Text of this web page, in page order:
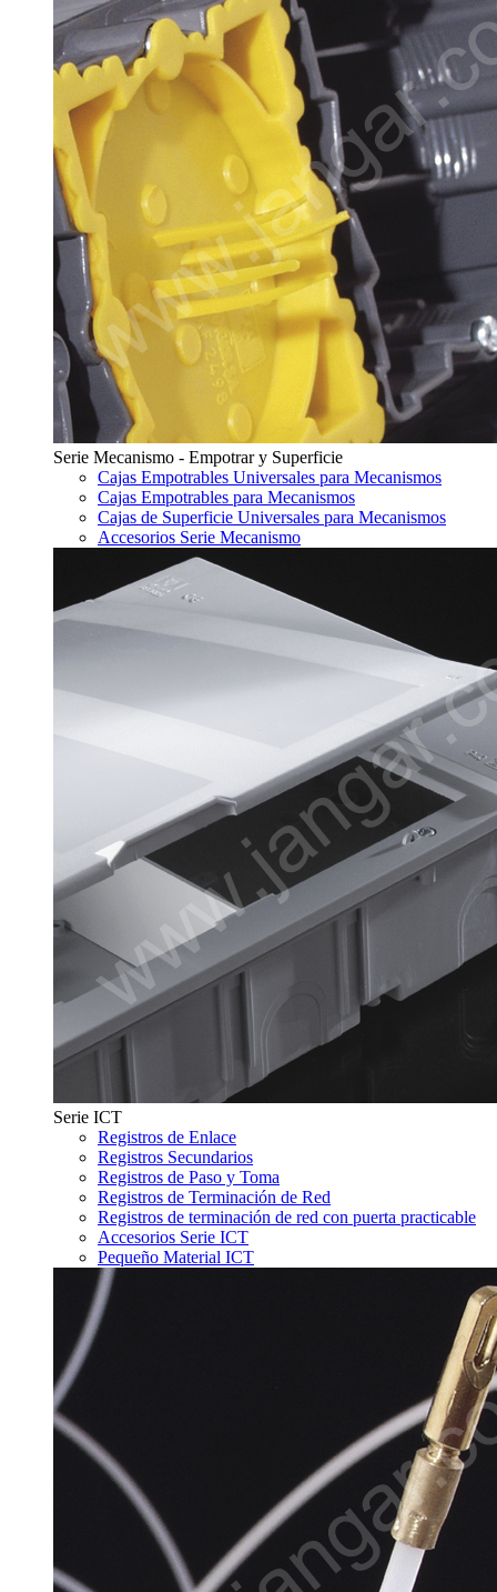
Serie Mecanismo - Empotrar y Superficie
Cajas Empotrables Universales para Mecanismos
Cajas Empotrables para Mecanismos
Cajas de Superficie Universales para Mecanismos
Accesorios Serie Mecanismo
Serie ICT
Registros de Enlace
Registros Secundarios
Registros de Paso y Toma
Registros de Terminación de Red
Registros de terminación de red con puerta practicable
Accesorios Serie ICT
Pequeño Material ICT